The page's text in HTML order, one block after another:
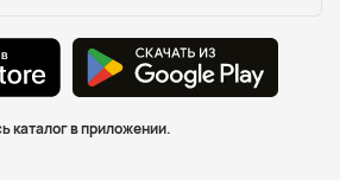
каталог в приложении.